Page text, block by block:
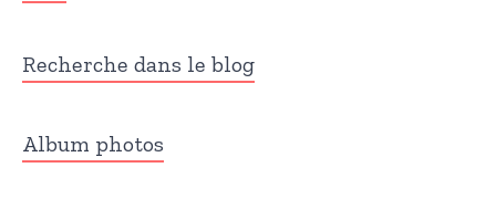
Recherche dans le blog
Album photos